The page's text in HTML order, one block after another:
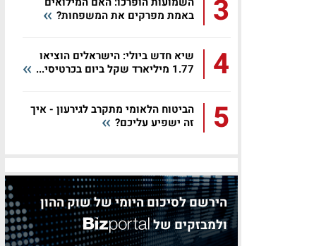
3
באמת מפרקים את המשפחות?
4
שיא חדש ביולי: הישראלים הוציאו
1.77 מיליארד שקל ביום בכרטיסי...
5
הביטוח הלאומי מתקרב לגירעון - איך
זה ישפיע עליכם?
הירשם לסיכום היומי של שוק ההון
ולמבזקים של